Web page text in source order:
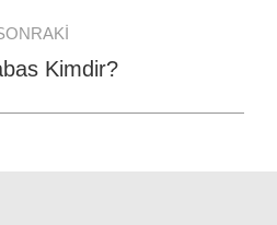
Next
Kimdir?